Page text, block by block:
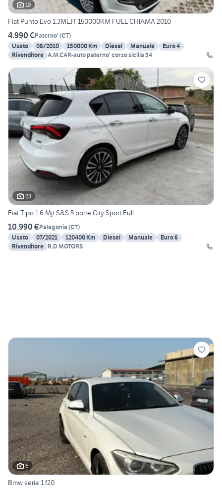
19
Fiat Punto Evo 1.3MLJT 150000KM FULL CHIAMA 2010
4.990 €Paterno' (CT)
Usato
08/2010 150000 Km Diesel Manuale
Euro 4
Rivenditore A.M.CAR-auto paterno' corso sicilia 34
23
Fiat Tipo 1.6 Mjt S&S 5 porte City Sport Full
10.990 €Palagonia (CT)
Usato
07/2021 120400 Km Diesel Manuale
Euro 6
Rivenditore R.D MOTORS
6
Bmw serie 1 f20